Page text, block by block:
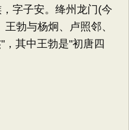
字子安。绛州龙门(今
勃与杨炯、卢照邻、
其中王勃是"初唐四